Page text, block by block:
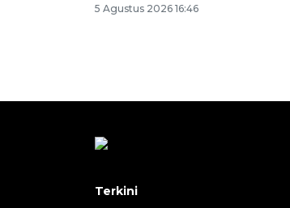
5 Agustus 2026 16:46
Terkini